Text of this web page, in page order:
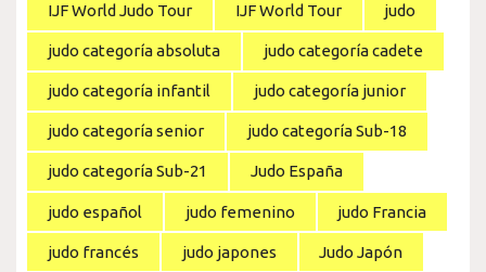
IJF World Judo Tour IJF World Tour judo
judo categoría absoluta judo categoría cadete
judo categoría infantil judo categoría junior
judo categoría senior judo categoría Sub-18
judo categoría Sub-21 Judo España
judo español judo femenino judo Francia
judo francés judo japones Judo Japón